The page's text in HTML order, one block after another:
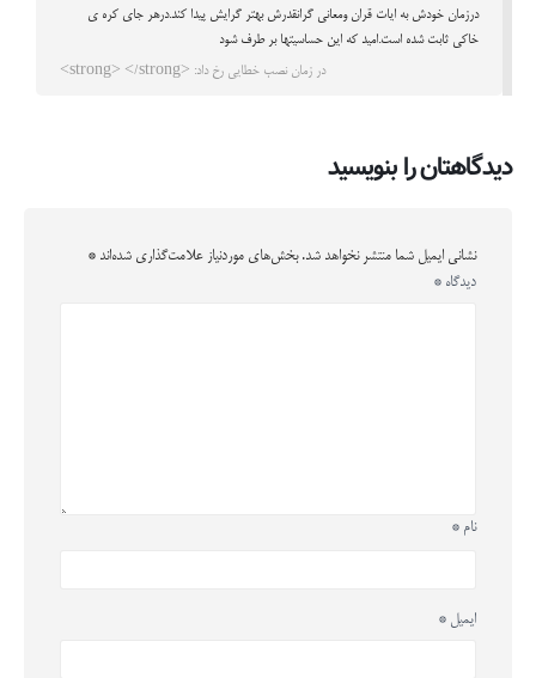
درزمان خودش به ایات قران ومعانی گرانقدرش بهتر گرایش پیدا کند.درهر جای کره ی
خاکی ثابت شده است.امید که این حساسیتها بر طرف شود
در زمان نصب خطایی رخ داد: <strong> </strong>
دیدگاهتان را بنویسید
نشانی ایمیل شما منتشر نخواهد شد. بخش‌های موردنیاز علامت‌گذاری شده‌اند *
دیدگاه *
نام *
ایمیل *